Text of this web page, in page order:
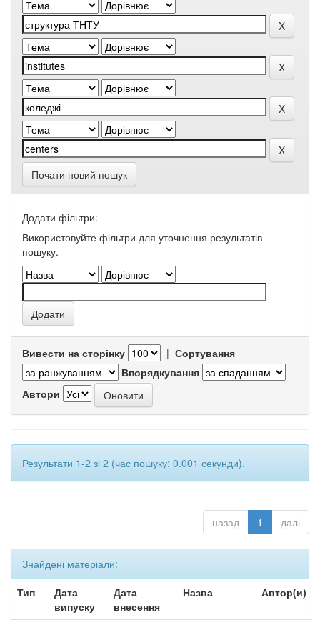
Почати новий пошук
Додати фільтри:
Використовуйте фільтри для уточнення результатів
пошуку.
Вивести на сторінку | Сортування
Впорядкування
Автори
Результати 1-2 зі 2 (час пошуку: 0.001 секунди).
назад 1 далі
Знайдені матеріали:
Тип
Дата
випуску
Дата
внесення
Назва Автор(и)